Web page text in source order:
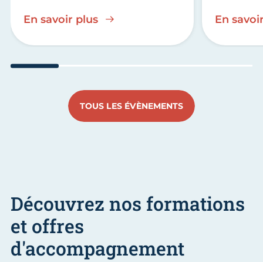
En savoir plus En
TOUS LES ÉVÈNEMENTS
Découvrez nos formations
et offres
d'accompagnement